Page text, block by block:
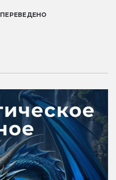
ПЕРЕВЕДЕНО